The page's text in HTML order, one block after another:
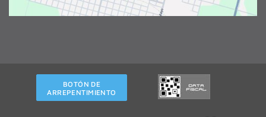
BOTÓN DE
ARREPENTIMIENTO